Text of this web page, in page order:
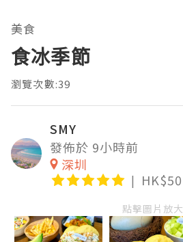
美食
食冰季節
瀏覽次數:39
SMY
發佈於 9小時前
深圳
HK$50
點擊圖片放大